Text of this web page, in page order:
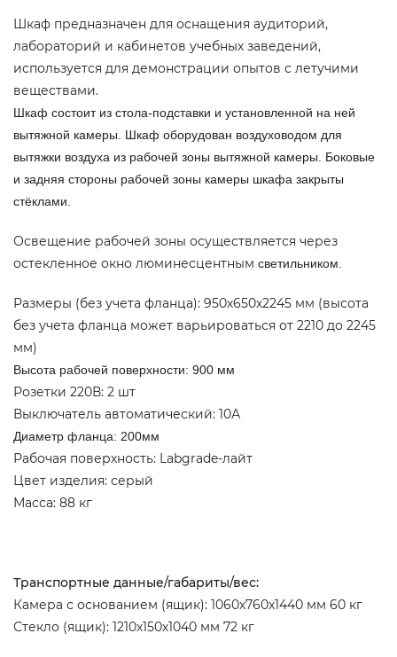
Шкаф предназначен для оснащения аудиторий,
лабораторий и кабинетов учебных заведений,
используется для демонстрации опытов с летучими
веществами.
Шкаф состоит из стола-подставки и установленной на ней
вытяжной камеры. Шкаф оборудован воздуховодом для
вытяжки воздуха из рабочей зоны вытяжной камеры. Боковые
и задняя стороны рабочей зоны камеры шкафа закрыты
стёклами.
Освещение рабочей зоны осуществляется через
остекленное окно люминесцентным светильником.
Размеры (без учета фланца): 950х650х2245 мм (высота
без учета фланца может варьироваться от 2210 до 2245
мм)
Высота рабочей поверхности: 900 мм
Розетки 220В: 2 шт
Выключатель автоматический: 10А
Диаметр фланца: 200мм
Рабочая поверхность: Labgrade-лайт
Цвет изделия: серый
Масса: 88 кг
Транспортные данные/габариты/вес:
Камера с основанием (ящик): 1060х760х1440 мм 60 кг
Стекло (ящик): 1210х150х1040 мм 72 кг